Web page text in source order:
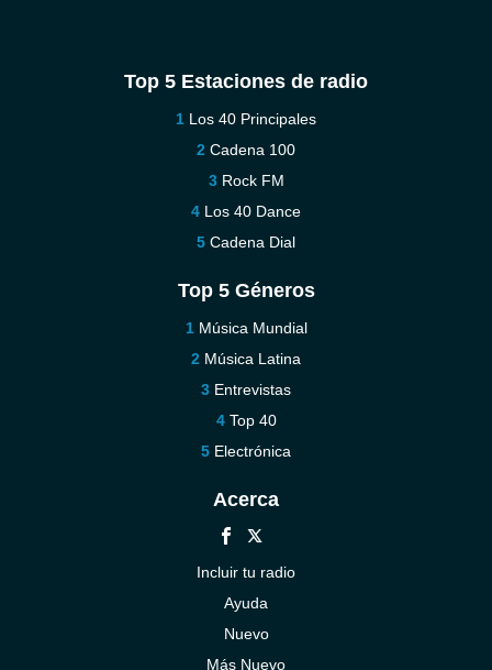
Top 5 Estaciones de radio
Los 40 Principales
Cadena 100
Rock FM
Los 40 Dance
Cadena Dial
Top 5 Géneros
Música Mundial
Música Latina
Entrevistas
Top 40
Electrónica
Acerca
Incluir tu radio
Ayuda
Nuevo
Más Nuevo